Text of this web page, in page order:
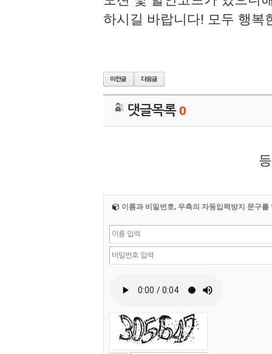
하시길 바랍니다!​​​​​​​ 모두 행복
댓글목록0
이름과 비밀번호, 우측의 자동입력방지 문구를